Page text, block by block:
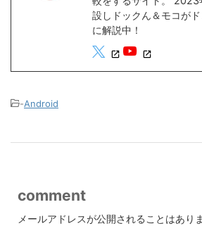
設しドックん＆モコが
に解説中！
-Android
comment
メールアドレスが公開されることはあり